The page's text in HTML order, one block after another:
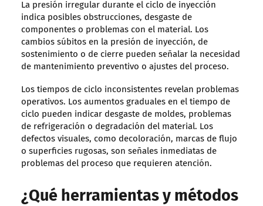
La presión irregular durante el ciclo de inyección
indica posibles obstrucciones, desgaste de
componentes o problemas con el material. Los
cambios súbitos en la presión de inyección, de
sostenimiento o de cierre pueden señalar la necesidad
de mantenimiento preventivo o ajustes del proceso.
Los tiempos de ciclo inconsistentes revelan problemas
operativos. Los aumentos graduales en el tiempo de
ciclo pueden indicar desgaste de moldes, problemas
de refrigeración o degradación del material. Los
defectos visuales, como decoloración, marcas de flujo
o superficies rugosas, son señales inmediatas de
problemas del proceso que requieren atención.
¿Qué herramientas y métodos